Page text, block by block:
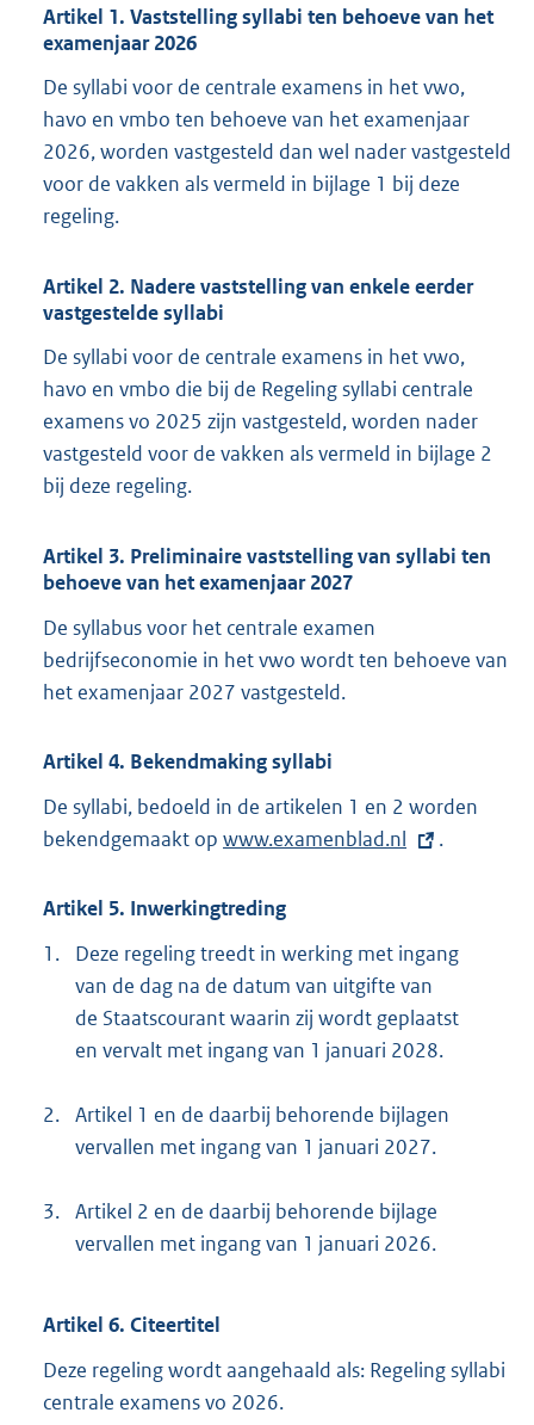
Artikel 1. Vaststelling syllabi ten behoeve van het
examenjaar 2026
De syllabi voor de centrale examens in het vwo,
havo en vmbo ten behoeve van het examenjaar
2026, worden vastgesteld dan wel nader vastgesteld
voor de vakken als vermeld in bijlage 1 bij deze
regeling.
Artikel 2. Nadere vaststelling van enkele eerder
vastgestelde syllabi
De syllabi voor de centrale examens in het vwo,
havo en vmbo die bij de Regeling syllabi centrale
examens vo 2025 zijn vastgesteld, worden nader
vastgesteld voor de vakken als vermeld in bijlage 2
bij deze regeling.
Artikel 3. Preliminaire vaststelling van syllabi ten
behoeve van het examenjaar 2027
De syllabus voor het centrale examen
bedrijfseconomie in het vwo wordt ten behoeve van
het examenjaar 2027 vastgesteld.
Artikel 4. Bekendmaking syllabi
De syllabi, bedoeld in de artikelen 1 en 2 worden
bekendgemaakt op E
t
r
n
e
l
n
k
www.examenblad.nl .
Artikel 5. Inwerkingtreding
1.
Deze regeling treedt in werking met ingang
van de dag na de datum van uitgifte van
de Staatscourant waarin zij wordt geplaatst
en vervalt met ingang van 1 januari 2028.
2. Artikel 1 en de daarbij behorende bijlagen
vervallen met ingang van 1 januari 2027.
3. Artikel 2 en de daarbij behorende bijlage
vervallen met ingang van 1 januari 2026.
Artikel 6. Citeertitel
Deze regeling wordt aangehaald als: Regeling syllabi
centrale examens vo 2026.